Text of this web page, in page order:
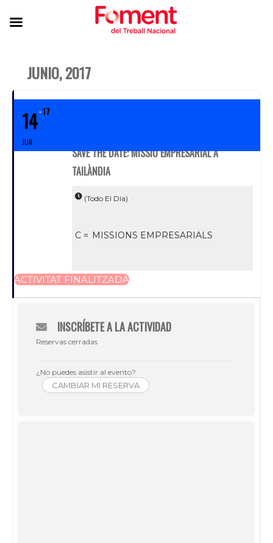
JUNIO, 2017
14
JUN
17
SAVE THE DATE: MISSIÓ EMPRESARIAL A
TAILÀNDIA
(Todo El Día)
C = MISSIONS EMPRESARIALS
ACTIVITAT FINALITZADA
INSCRÍBETE A LA ACTIVIDAD
Reservas cerradas
¿No puedes asistir al evento?
CAMBIAR MI RESERVA